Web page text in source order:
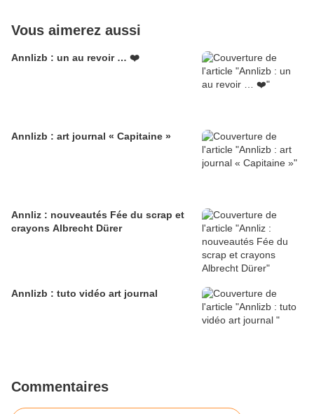
Vous aimerez aussi
Annlizb : un au revoir … ❤️
Annlizb : art journal « Capitaine »
Annliz : nouveautés Fée du scrap et
crayons Albrecht Dürer
Annlizb : tuto vidéo art journal
Commentaires